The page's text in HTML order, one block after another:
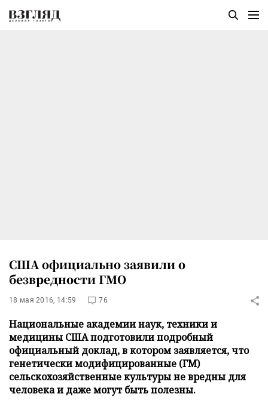
США официально заявили о
безвредности ГМО
18 мая 2016, 14:59 76
Национальные академии наук, техники и
медицины США подготовили подробный
официальный доклад, в котором заявляется, что
генетически модифицированные (ГМ)
сельскохозяйственные культуры не вредны для
человека и даже могут быть полезны.